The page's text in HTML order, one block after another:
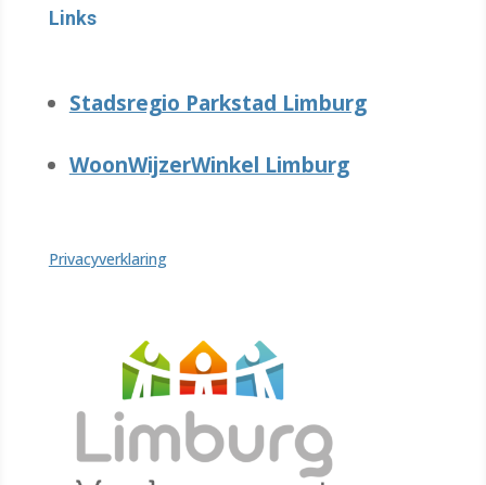
Links
Stadsregio Parkstad Limburg
WoonWijzerWinkel Limburg
Privacyverklaring